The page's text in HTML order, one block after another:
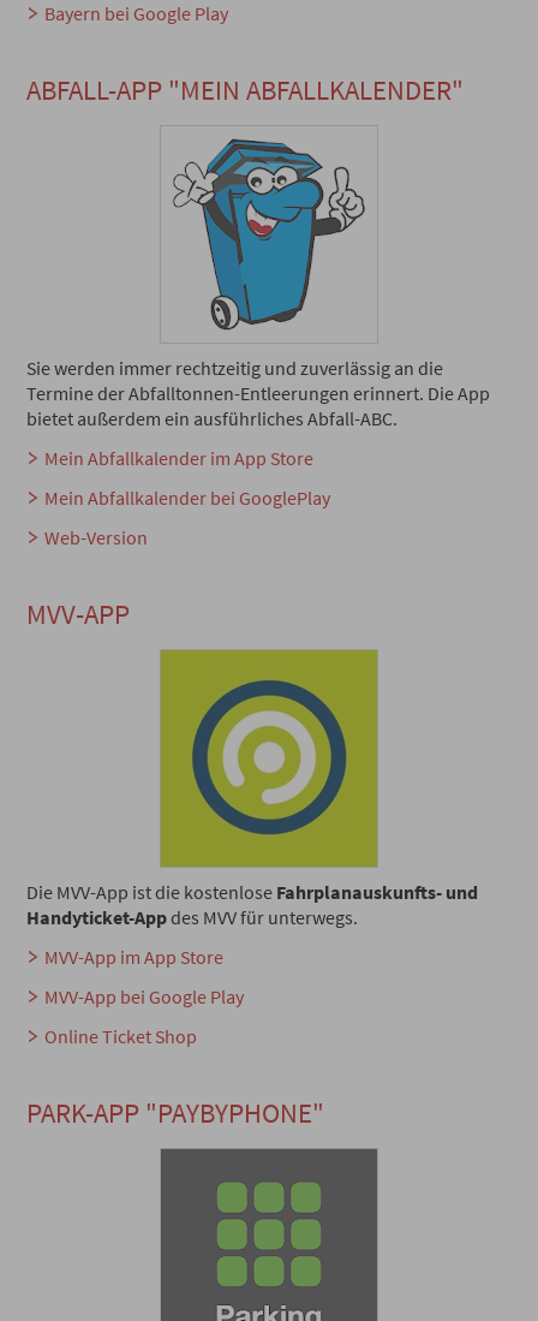
Bayern bei Google Play
ABFALL-APP "MEIN ABFALLKALENDER"
Sie werden immer rechtzeitig und zuverlässig an die
Termine der Abfalltonnen-Entleerungen erinnert. Die App
bietet außerdem ein ausführliches Abfall-ABC.
Mein Abfallkalender im App Store
Mein Abfallkalender bei GooglePlay
Web-Version
MVV-APP
Die MVV-App ist die kostenlose Fahrplanauskunfts- und
Handyticket-Appdes MVV für unterwegs.
MVV-App im App Store
MVV-App bei Google Play
Online Ticket Shop
PARK-APP "PAYBYPHONE"